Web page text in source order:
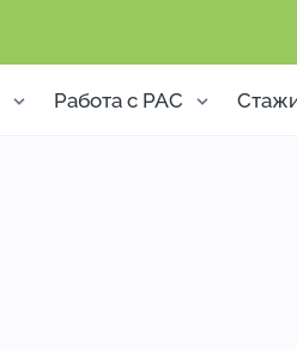
Работа с РАС